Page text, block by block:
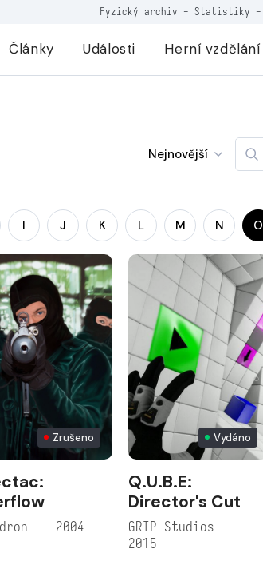
Fyzický archiv - Statistiky -
Články Události Herní vzdělání
Nejnovější
I J K L M N O
Zrušeno
— 2004
Vydáno
Q.U.B.E:
Director's Cut
GRIP Studios —
2015